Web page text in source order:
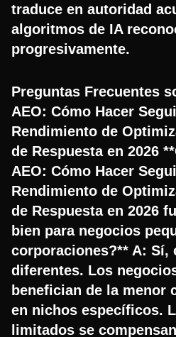
traduce en autoridad
algoritmos de IA
progresivamente.
Preguntas Frecuentes
AEO: Cómo Hacer
Rendimiento de
de Respuesta en 2026
AEO: Cómo Hacer
Rendimiento de
de Respuesta en 2026
bien para negocios
corporaciones?** A: Sí,
diferentes. Los
benefician de la menor
en nichos específicos.
limitados se